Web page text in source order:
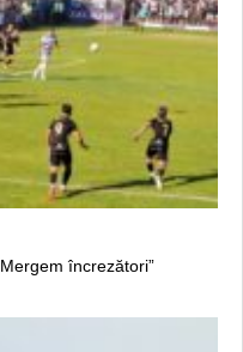
încrezători”